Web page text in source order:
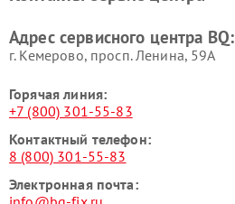
Адрес сервисного центра BQ:
г. Кемерово, просп. Ленина, 59А
Горячая линия:
+7 (800) 301-55-83
Контактный телефон:
8 (800) 301-55-83
Электронная почта: